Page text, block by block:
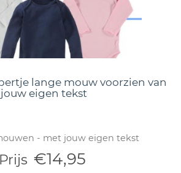
lange mouw voorzien van
jouw eigen tekst
- met jouw eigen tekst
Prijs €14,95